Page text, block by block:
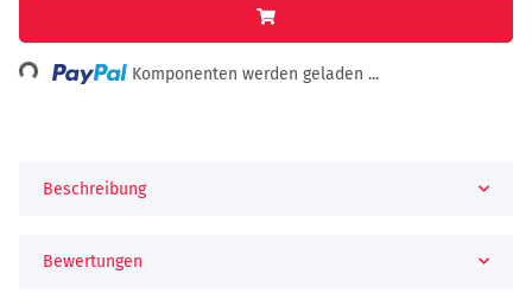
Komponenten werden geladen ...
Beschreibung
Bewertungen